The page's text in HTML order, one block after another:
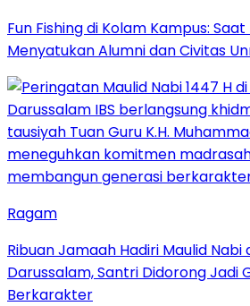
Fun Fishing di Kolam Kampus:
Menyatukan Alumni dan Civitas
Ragam
Ribuan Jamaah Hadiri Maulid Nabi
Darussalam, Santri Didorong Jadi
Berkarakter